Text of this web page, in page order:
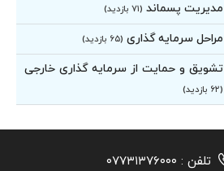
مدیریت پسماند (۷۱ بازدید)
مراحل سرمایه گذاری (۶۵ بازدید)
تشویق و حمایت از سرمایه گذاری خارجی
(۶۲ بازدید)
تلفن : ۰۷۷۳۱۳۷۶۰۰۰